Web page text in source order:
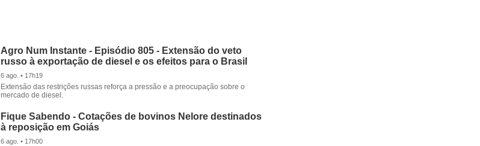
Agro Num Instante - Episódio 805 - Extensão do veto
russo à exportação de diesel e os efeitos para o Brasil
6 ago. • 17h19
Extensão das restrições russas reforça a pressão e a preocupação sobre o
mercado de diesel.
Fique Sabendo - Cotações de bovinos Nelore destinados
à reposição em Goiás
6 ago. • 17h00